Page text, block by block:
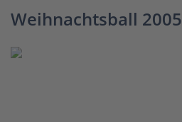
Weihnachtsball 2005